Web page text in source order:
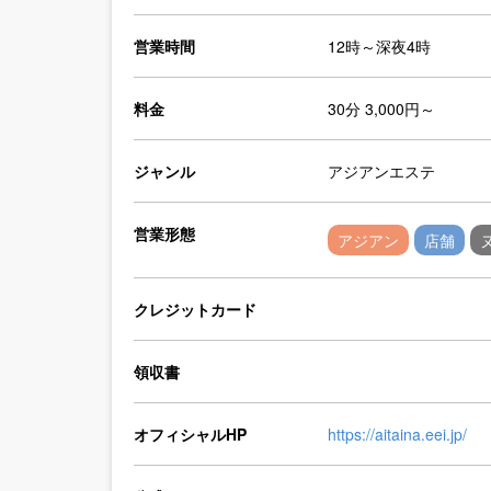
営業時間 12時～深夜4時
料金 30分 3,000円～
ジャンル アジアンエステ
営業形態 アジアン 店舗
クレジットカード
領収書
オフィシャルHP https://aitaina.eei.jp/